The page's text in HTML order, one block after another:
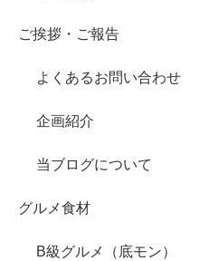
ご挨拶・ご報告
よくあるお問い合わせ
企画紹介
当ブログについて
グルメ食材
B級グルメ（底モン）